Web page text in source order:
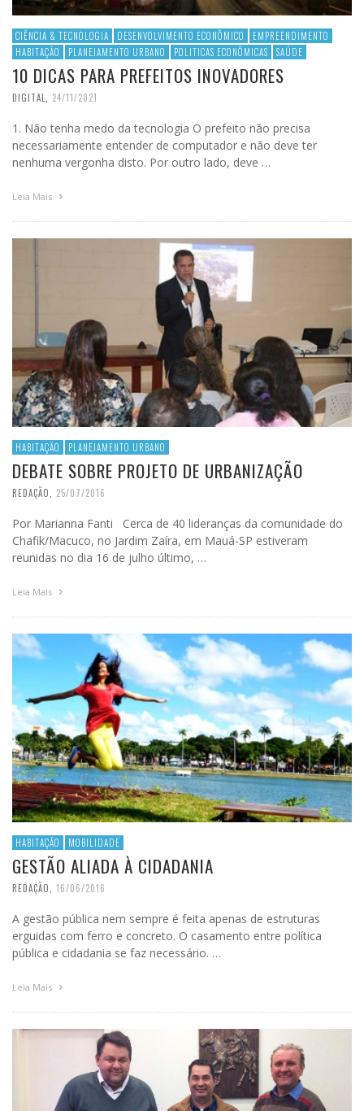
CIÊNCIA & TECNOLOGIA DESENVOLVIMENTO ECONÔMICO
EMPREENDIMENTO
HABITAÇÃO
PLANEJAMENTO URBANO POLITICAS ECONÔMICAS SAÚDE
10 DICAS PARA PREFEITOS INOVADORES
DIGITAL 24/11/2021
1. Não tenha medo da tecnologia O prefeito não precisa
necessariamente entender de computador e não deve ter
nenhuma vergonha disto. Por outro lado, deve …
Leia Mais
HABITAÇÃO PLANEJAMENTO URBANO
DEBATE SOBRE PROJETO DE URBANIZAÇÃO
REDAÇÃO 25/07/2016
Por Marianna Fanti Cerca de 40 lideranças da comunidade do
Chafik/Macuco, no Jardim Zaíra, em Mauá-SP estiveram
reunidas no dia 16 de julho último, …
Leia Mais
HABITAÇÃO MOBILIDADE
GESTÃO ALIADA À CIDADANIA
REDAÇÃO 16/06/2016
A gestão pública nem sempre é feita apenas de estruturas
erguidas com ferro e concreto. O casamento entre política
pública e cidadania se faz necessário. …
Leia Mais